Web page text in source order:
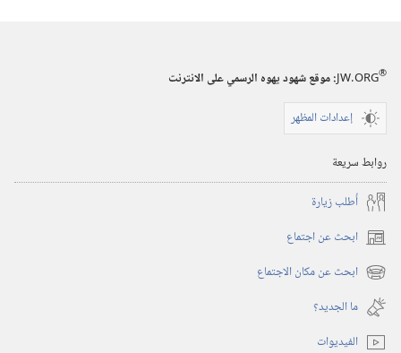
JW.ORG®
:‏ موقع شهود يهوه الرسمي على الانترنت
إعدادات المظهر
روابط سريعة
أُطلب زيارة
ابحث عن اجتماع (يفتح
نافذة
جديدة)
ابحث عن مكان الاجتماع (يفتح
نافذة
جديدة)
ما الجديد؟‏
الفيديوات